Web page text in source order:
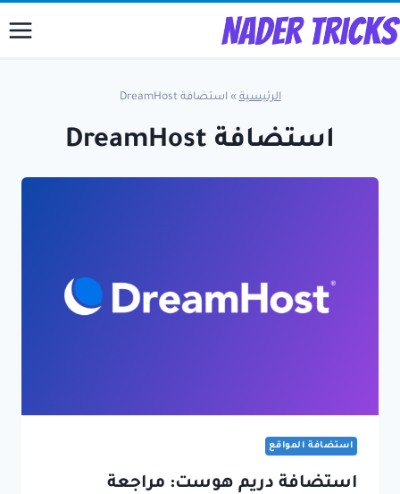
إلى
الرئيسية» استضافة DreamHost
استضافة DreamHost
استضافة المواقع
استضافة دريم هوست: مراجعة